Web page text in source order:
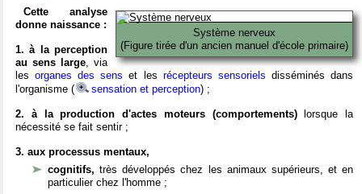
Système nerveux
(Figure tirée d'un ancien manuel d'école primaire)
Cette analyse
donne naissance :
1. à la perception
au sens large, via
lesorganes des sens et les récepteurs sensoriels disséminés dans
l'organisme (
sensation et perception) ;
2. à la production d'actes moteurs (comportements)lorsque la
nécessité se fait sentir ;
3. aux processus mentaux,
cognitifs,très développés chez les animaux supérieurs, et en
particulier chez l'homme ;